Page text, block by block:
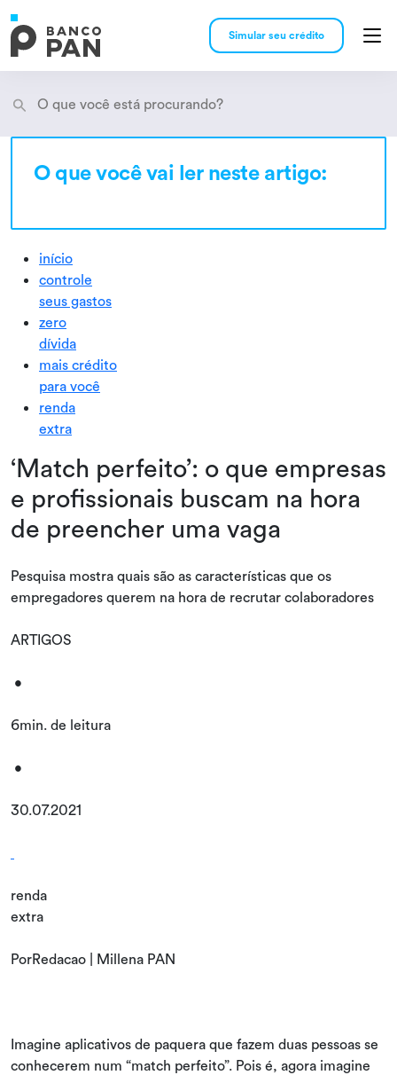
Simular seu crédito
Encontramos
O que você vai ler neste artigo:
início
controle
seus gastos
zero
dívida
mais crédito
para você
renda
extra
‘Match perfeito’: o que empresas
e profissionais buscam na hora
de preencher uma vaga
Pesquisa mostra quais são as características que os
empregadores querem na hora de recrutar colaboradores
ARTIGOS
•
6min. de leitura
•
30.07.2021
renda
extra
PorRedacao | Millena PAN
Imagine aplicativos de paquera que fazem duas pessoas se
conhecerem num “match perfeito”. Pois é, agora imagine